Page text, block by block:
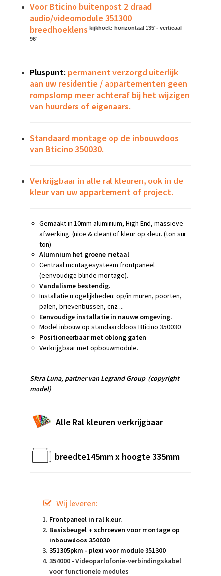
Voor Bticino buitenpost 2 draad
audio/videomodule 351300
breedhoeklens kijkhoek: horizontaal 135°- verticaal
96°
Pluspunt: permanent verzorgd uiterlijk
aan uw residentie / appartementen geen
rompslomp meer achteraf bij het wijzigen
van huurders of eigenaars.
Standaard montage op de inbouwdoos
van Bticino 350030.
Verkrijgbaar in alle ral kleuren, ook in de
kleur van uw appartement of project.
Gemaakt in 10mm aluminium, High End, massieve
afwerking. (nice & clean) of kleur op kleur. (ton sur
ton)
Alumnium het groene metaal
Centraal montagesysteem frontpaneel
(eenvoudige blinde montage).
Vandalisme bestendig.
Installatie mogelijkheden: op/in muren, poorten,
palen, brievenbussen, enz ...
Eenvoudige installatie in nauwe omgeving.
Model inbouw op standaarddoos Bticino 350030
Positioneerbaar met oblong gaten.
Verkrijgbaar met opbouwmodule.
Sfera Luna, partner van Legrand Group (copyright
model)
Alle Ral kleuren verkrijgbaar
breedte145mm x hoogte 335mm
Wij leveren:
Frontpaneel in ral kleur.
Basisbeugel + schroeven voor montage op
inbouwdoos 350030
351305pkm - plexi voor module 351300
354000 - Videoparlofonie-verbindingskabel
voor functionele modules